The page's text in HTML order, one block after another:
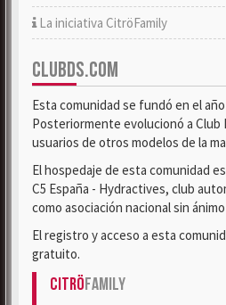
La iniciativa CitröFamily
CLUBDS.COM
Esta comunidad se fundó en el año
Posteriormente evolucionó a Club
usuarios de otros modelos de la
El hospedaje de esta comunidad
C5 España - Hydractives, club
como asociación nacional sin
El registro y acceso a esta
gratuito.
CitröFamily